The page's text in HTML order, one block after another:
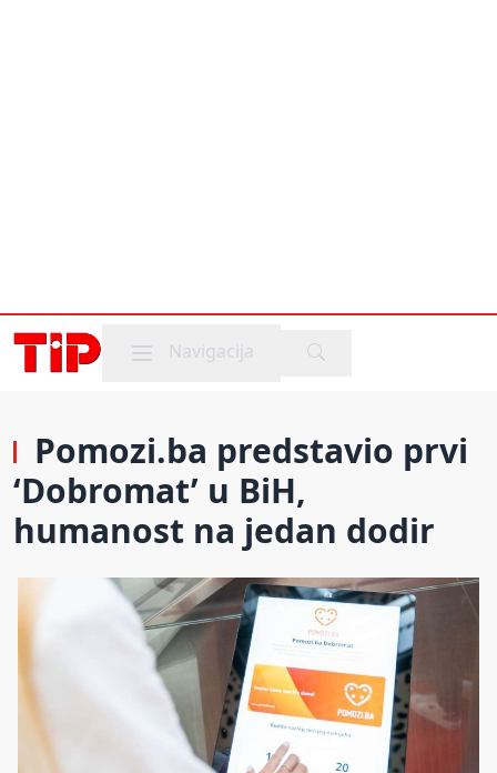
Mobile menu
Navigacija
Pomozi.ba predstavio prvi
‘Dobromat’ u BiH,
humanost na jedan dodir